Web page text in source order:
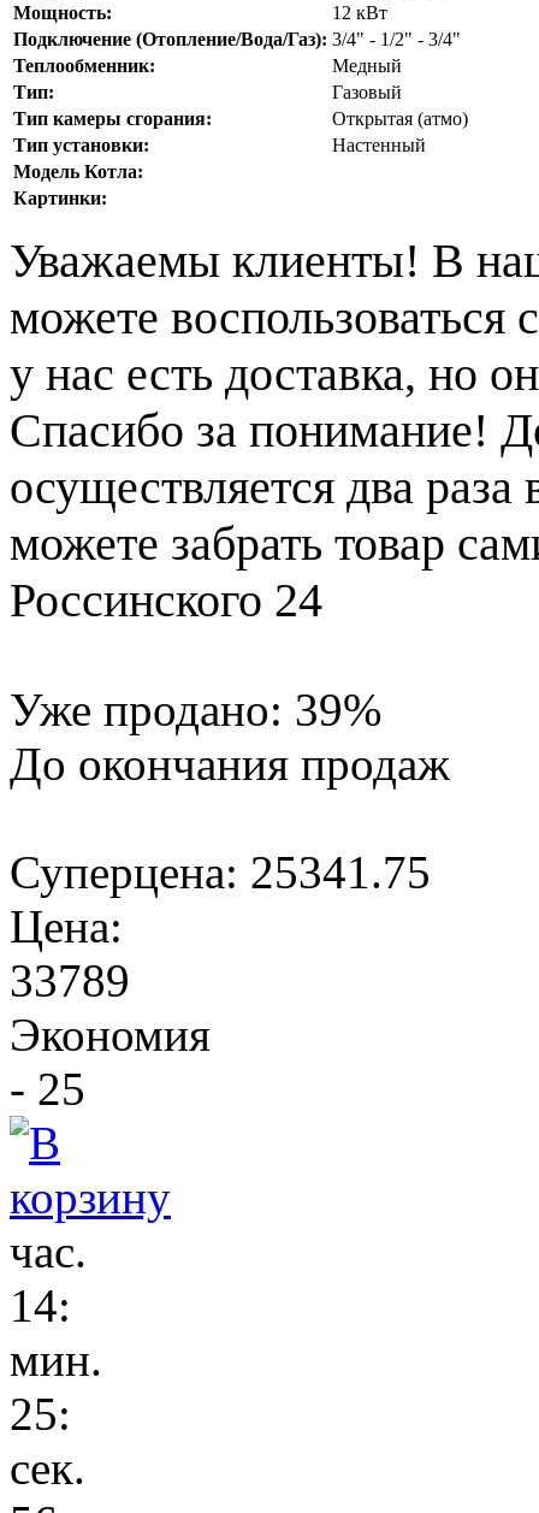
Мощность:
12 кВт
Подключение (Отопление/Вода/Газ): 3/4" - 1/2" - 3/4"
Теплообменник:
Медный
Тип:
Газовый
Тип камеры сгорания:
Открытая (атмо)
Тип установки:
Настенный
Модель Котла:
Картинки:
Уважаемы клиенты! В
можете воспользоваться
у нас есть доставка, но
Спасибо за понимание!
осуществляется два
можете забрать товар
Россинского 24
Уже продано: 39%
До окончания продаж
Суперцена: 25341.75
Цена:
33789
Экономия
- 25
час.
14:
мин.
25:
сек.